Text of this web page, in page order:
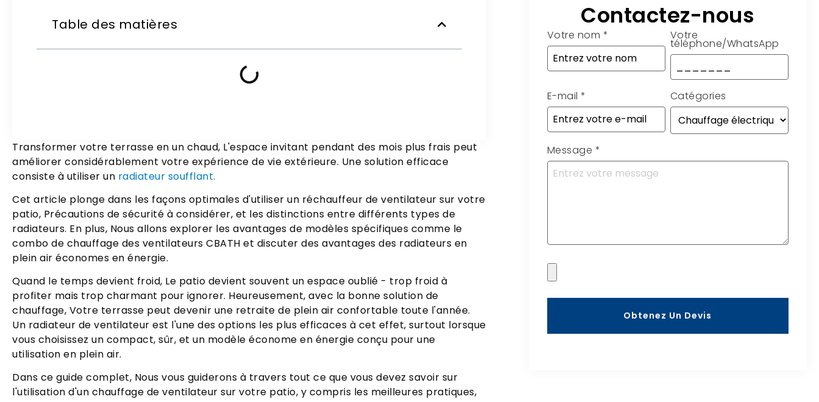
Table des matières
Transformer votre terrasse en un chaud, L'espace invitant pendant des mois plus frais peut
améliorer considérablement votre expérience de vie extérieure. Une solution efficace
consiste à utiliser un radiateur soufflant.
Cet article plonge dans les façons optimales d'utiliser un réchauffeur de ventilateur sur votre
patio, Précautions de sécurité à considérer, et les distinctions entre différents types de
radiateurs. En plus, Nous allons explorer les avantages de modèles spécifiques comme le
combo de chauffage des ventilateurs CBATH et discuter des avantages des radiateurs en
plein air économes en énergie.
Quand le temps devient froid, Le patio devient souvent un espace oublié - trop froid à
profiter mais trop charmant pour ignorer. Heureusement, avec la bonne solution de
chauffage, Votre terrasse peut devenir une retraite de plein air confortable toute l'année.
Un radiateur de ventilateur est l'une des options les plus efficaces à cet effet, surtout lorsque
vous choisissez un compact, sûr, et un modèle économe en énergie conçu pour une
utilisation en plein air.
Dans ce guide complet, Nous vous guiderons à travers tout ce que vous devez savoir sur
l'utilisation d'un chauffage de ventilateur sur votre patio, y compris les meilleures pratiques,
Contactez-nous
Votre nom * Votre
téléphone/WhatsApp
E-mail * Catégories
Message *
Obtenez Un Devis